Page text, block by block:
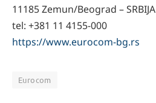
11185 Zemun/Beograd – SRBIJA
tel: +381 11 4155-000
https://www.eurocom-bg.rs
Eurocom